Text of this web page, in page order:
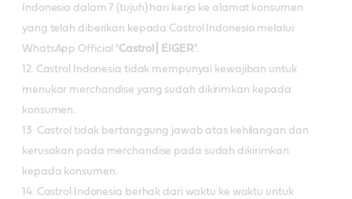
Indonesia dalam 7 (tujuh) hari kerja ke alamat konsumen
yang telah diberikan kepada Castrol Indonesia melalui
WhatsApp Official ‘Castrol | EIGER’.
12. Castrol Indonesia tidak mempunyai kewajiban untuk
menukar merchandise yang sudah dikirimkan kepada
konsumen.
13. Castrol tidak bertanggung jawab atas kehilangan dan
kerusakan pada merchandise pada sudah dikirimkan
kepada konsumen.
14. Castrol Indonesia berhak dari waktu ke waktu untuk